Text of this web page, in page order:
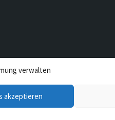
verwalten
akzeptieren